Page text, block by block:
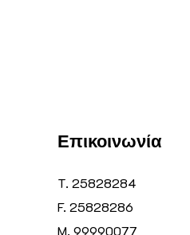
Επικοινωνία
T. 25828284
F. 25828286
M. 99990077